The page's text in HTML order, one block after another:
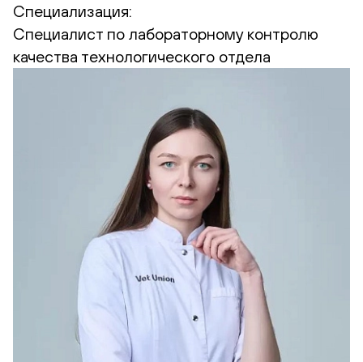
Специализация:
Cпециалист по лабораторному контролю
качества технологического отдела